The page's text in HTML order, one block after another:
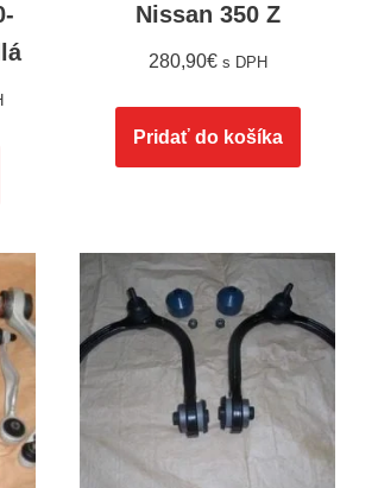
Nissan 350 Z
280,90€ s DPH
Pridať do košíka